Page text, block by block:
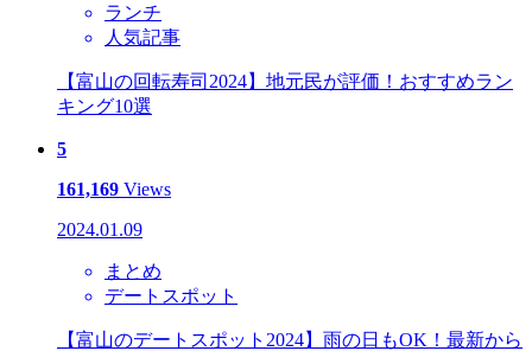
ランチ
人気記事
【富山の回転寿司2024】地元民が評価！おすすめラン
キング10選
5
161,169 Views
2024.01.09
まとめ
デートスポット
【富山のデートスポット2024】雨の日もOK！最新から